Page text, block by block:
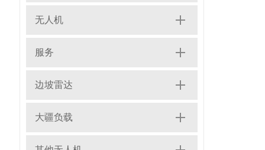
无人机
服务
边坡雷达
大疆负载